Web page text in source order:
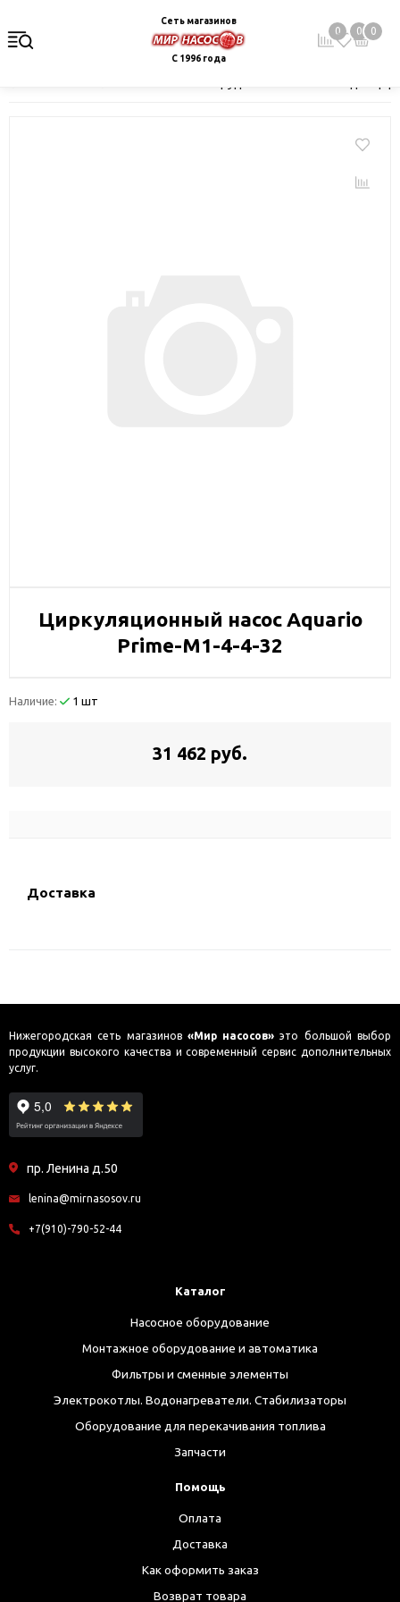
Сеть магазинов
С 1996 года
0 0 0
Циркуляционный насос Aquario
Prime-M1-4-4-32
Наличие: 1 шт
31 462 руб.
Доставка
Нижегородская сеть магазинов «Мир насосов» это большой выбор
продукции высокого качества и современный сервис дополнительных
услуг.
пр. Ленина д.50
lenina@mirnasosov.ru
+7(910)-790-52-44
Каталог
Насосное оборудование
Монтажное оборудование и автоматика
Фильтры и сменные элементы
Электрокотлы. Водонагреватели. Стабилизаторы
Оборудование для перекачивания топлива
Запчасти
Помощь
Оплата
Доставка
Как оформить заказ
Возврат товара